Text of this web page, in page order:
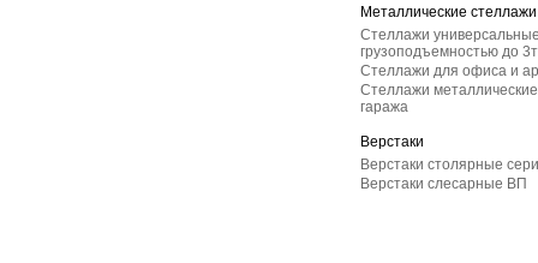
Металлические стеллажи
Стеллажи
грузоподъемностью до
Стеллажи для офиса и
Стеллажи
гаража
Верстаки
Верстаки столярные
Верстаки слесарные ВП